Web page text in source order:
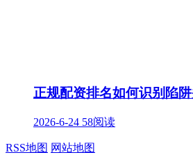
正规配资排名如何识别陷
2026-6-24 58阅读
RSS地图 网站地图